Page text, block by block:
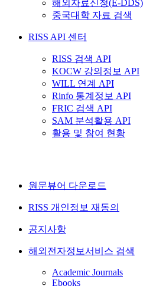
해외자료신청(E-DDS)
중국대학 자료 검색
RISS API 센터
RISS 검색 API
KOCW 강의정보 API
WILL 연계 API
Rinfo 통계정보 API
FRIC 검색 API
SAM 분석활용 API
활용 및 참여 현황
원문뷰어 다운로드
RISS 개인정보 재동의
공지사항
해외전자정보서비스 검색
Academic Journals
Ebooks